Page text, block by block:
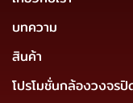
บทความ
สินค้า
โปรโมชั่นกล้องวงจร